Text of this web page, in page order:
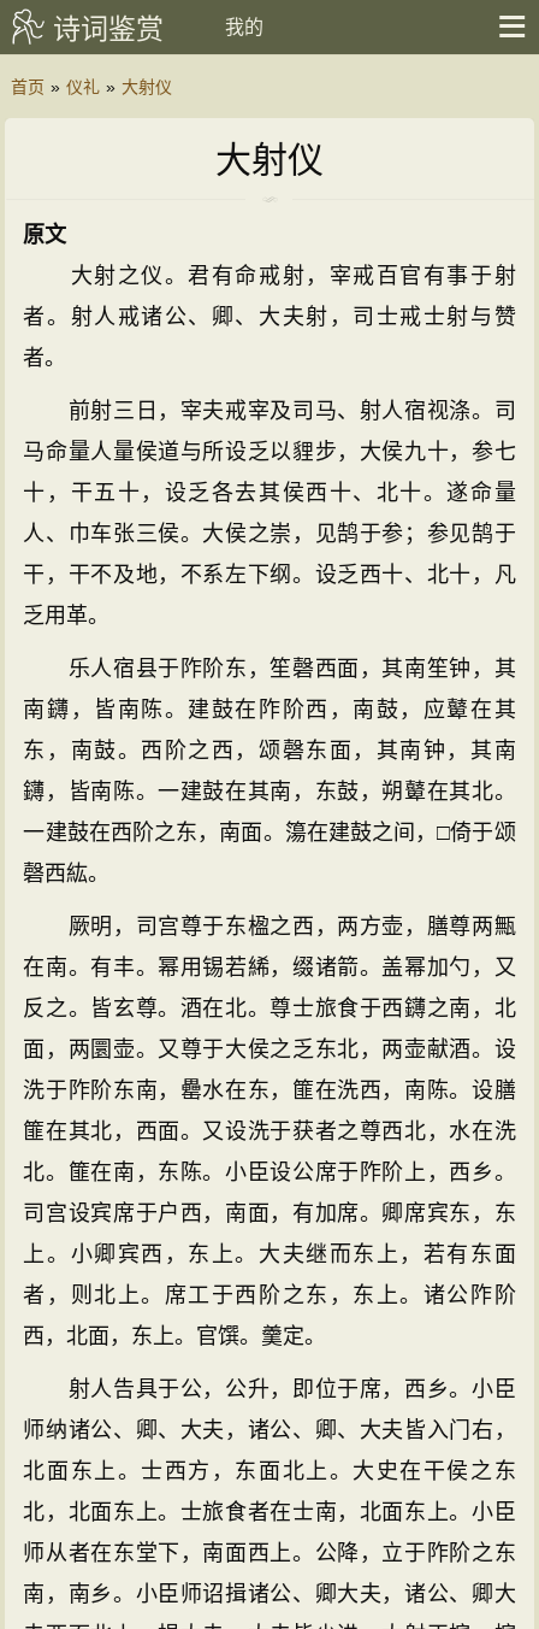
诗词鉴赏 我的
首页 » 仪礼 » 大射仪
大射仪
原文
大射之仪。君有命戒射，宰戒百官有事于射
者。射人戒诸公、卿、大夫射，司士戒士射与赞
者。
前射三日，宰夫戒宰及司马、射人宿视涤。司
马命量人量侯道与所设乏以貍步，大侯九十，参七
十，干五十，设乏各去其侯西十、北十。遂命量
人、巾车张三侯。大侯之崇，见鹄于参；参见鹄于
干，干不及地，不系左下纲。设乏西十、北十，凡
乏用革。
乐人宿县于阼阶东，笙磬西面，其南笙钟，其
南鑮，皆南陈。建鼓在阼阶西，南鼓，应鼙在其
东，南鼓。西阶之西，颂磬东面，其南钟，其南
鑮，皆南陈。一建鼓在其南，东鼓，朔鼙在其北。
一建鼓在西阶之东，南面。簜在建鼓之间，□倚于颂
磬西紘。
厥明，司宫尊于东楹之西，两方壶，膳尊两甒
在南。有丰。幂用锡若絺，缀诸箭。盖幂加勺，又
反之。皆玄尊。酒在北。尊士旅食于西鑮之南，北
面，两圜壶。又尊于大侯之乏东北，两壶献酒。设
洗于阼阶东南，罍水在东，篚在洗西，南陈。设膳
篚在其北，西面。又设洗于获者之尊西北，水在洗
北。篚在南，东陈。小臣设公席于阼阶上，西乡。
司宫设宾席于户西，南面，有加席。卿席宾东，东
上。小卿宾西，东上。大夫继而东上，若有东面
者，则北上。席工于西阶之东，东上。诸公阼阶
西，北面，东上。官馔。羹定。
射人告具于公，公升，即位于席，西乡。小臣
师纳诸公、卿、大夫，诸公、卿、大夫皆入门右，
北面东上。士西方，东面北上。大史在干侯之东
北，北面东上。士旅食者在士南，北面东上。小臣
师从者在东堂下，南面西上。公降，立于阼阶之东
南，南乡。小臣师诏揖诸公、卿大夫，诸公、卿大